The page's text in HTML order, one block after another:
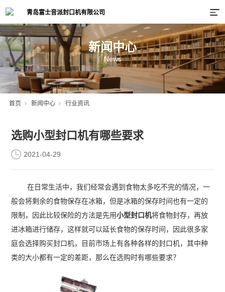
新闻中心
News
首页 新闻中心 行业资讯
选购小型封口机有哪些要求
2021-04-29
在日常生活中，我们经常会遇到食物太多吃不完的情况，一
般会将剩余的食物保存在冰箱，但是冰箱的保存时间也有一定的
限制，因此比较保险的方法是先用小型封口机将食物封存，再放
进冰箱进行储存，这样就可以延长食物的保存时间，因此很多家
庭会选择购买封口机，目前市场上有各种各样的封口机，其中种
类的大小都有一定的差距，那么在选购时有哪些要求？